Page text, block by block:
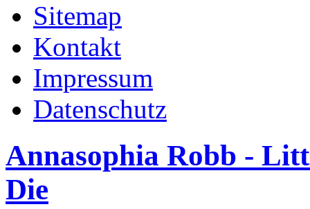
Sitemap
Kontakt
Impressum
Datenschutz
Annasophia Robb -
Die